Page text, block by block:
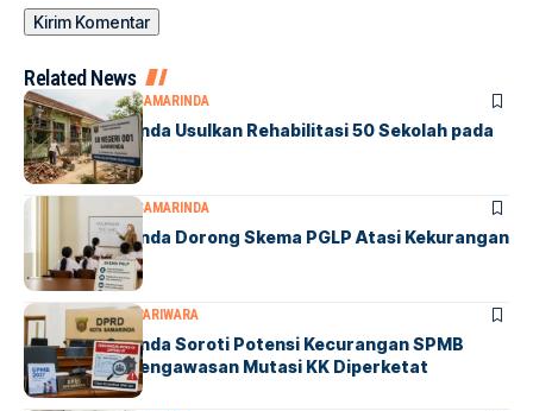
Related News
DPRD SAMARINDASAMARINDA
DPRD Samarinda Usulkan Rehabilitasi 50 Sekolah pada
2027
DPRD SAMARINDA SAMARINDA
DPRD Samarinda Dorong Skema PGLP Atasi Kekurangan
500 Guru
DPRD SAMARINDA PARIWARA
DPRD Samarinda Soroti Potensi Kecurangan SPMB
2027, Minta Pengawasan Mutasi KK Diperketat